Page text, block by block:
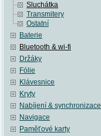
Sluchátka
Transmitery
Ostatní
Baterie
Bluetooth & wi-fi
Držáky
Fólie
Klávesnice
Kryty
Nabíjení & synchronizace
Navigace
Paměťové karty